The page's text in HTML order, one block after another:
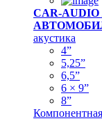
CAR-AUDIO
акустика
4”
5,25”
6,5”
6 × 9”
8”